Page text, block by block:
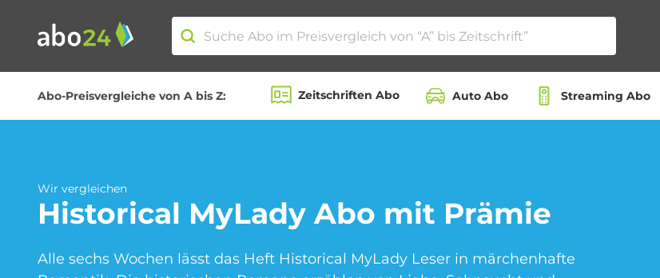
Abo-Preisvergleiche von A bis Z: Zeitschriften Abo Auto Abo Streaming Abo
Abo-Kategorien
Blumen Abo Dating App Abo
Wir vergleichen
Historical MyLady Abo mit Prämie
Alle sechs Wochen lässt das Heft Historical MyLady Leser in märchenhafte